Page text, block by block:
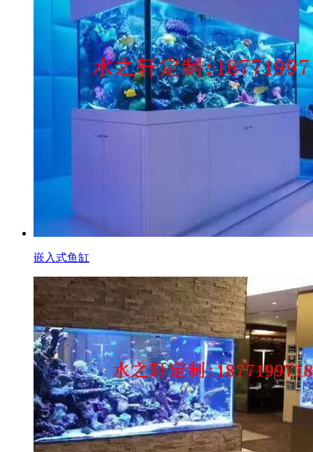
嵌入式鱼缸